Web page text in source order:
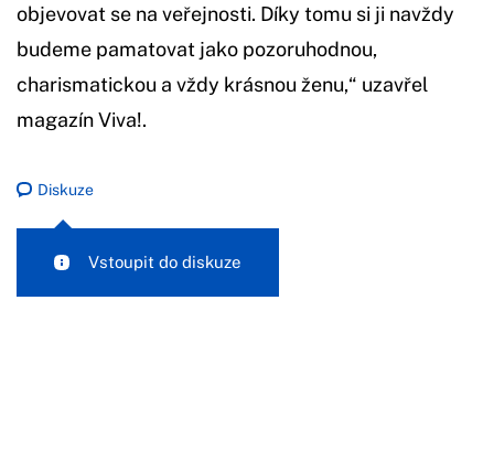
objevovat se na veřejnosti. Díky tomu si ji navždy
budeme pamatovat jako pozoruhodnou,
charismatickou a vždy krásnou ženu,“ uzavřel
magazín Viva!.
Diskuze
Vstoupit do diskuze